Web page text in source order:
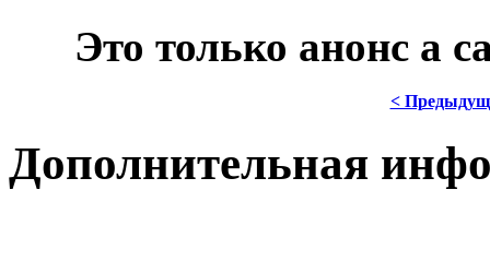
Это только анонс а
<
Дополнительная